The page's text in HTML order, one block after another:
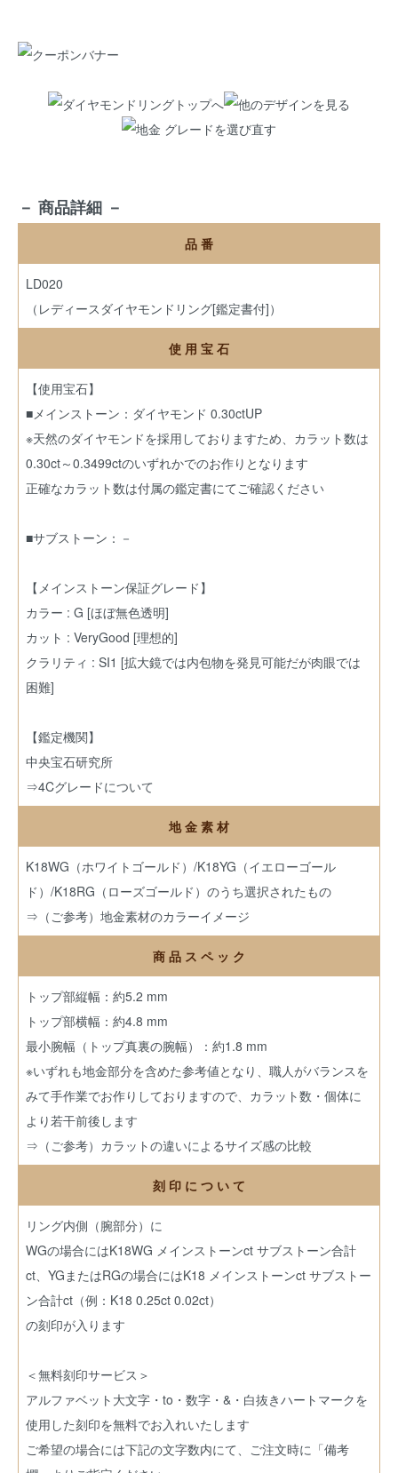
－ 商品詳細 －
品 番
LD020
（レディースダイヤモンドリング[鑑定書付]）
使 用 宝 石
【使用宝石】
■メインストーン：ダイヤモンド 0.30ctUP
※天然のダイヤモンドを採用しておりますため、カラット数は
0.30ct～0.3499ctのいずれかでのお作りとなります
正確なカラット数は付属の鑑定書にてご確認ください
■サブストーン：－
【メインストーン保証グレード】
カラー : G [ほぼ無色透明]
カット : VeryGood [理想的]
クラリティ : SI1 [拡大鏡では内包物を発見可能だが肉眼では
困難]
【鑑定機関】
中央宝石研究所
⇒4Cグレードについて
地 金 素 材
K18WG（ホワイトゴールド）/K18YG（イエローゴール
ド）/K18RG（ローズゴールド）のうち選択されたもの
⇒（ご参考）地金素材のカラーイメージ
商 品 ス ペ ッ ク
トップ部縦幅：約5.2 mm
トップ部横幅：約4.8 mm
最小腕幅（トップ真裏の腕幅）：約1.8 mm
※いずれも地金部分を含めた参考値となり、職人がバランスを
みて手作業でお作りしておりますので、カラット数・個体に
より若干前後します
⇒（ご参考）カラットの違いによるサイズ感の比較
刻 印 に つ い て
リング内側（腕部分）に
WGの場合にはK18WG メインストーンct サブストーン合計
ct、YGまたはRGの場合にはK18 メインストーンct サブストー
ン合計ct（例：K18 0.25ct 0.02ct）
の刻印が入ります
＜無料刻印サービス＞
アルファベット大文字・to・数字・&・白抜きハートマークを
使用した刻印を無料でお入れいたします
ご希望の場合には下記の文字数内にて、ご注文時に「備考